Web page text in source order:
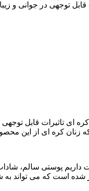
تاثیرات قابل توجهی
قانون 10 ثانیه در جوانی
کره ای از این
پوستی سالم، شاداب
است که می تواند